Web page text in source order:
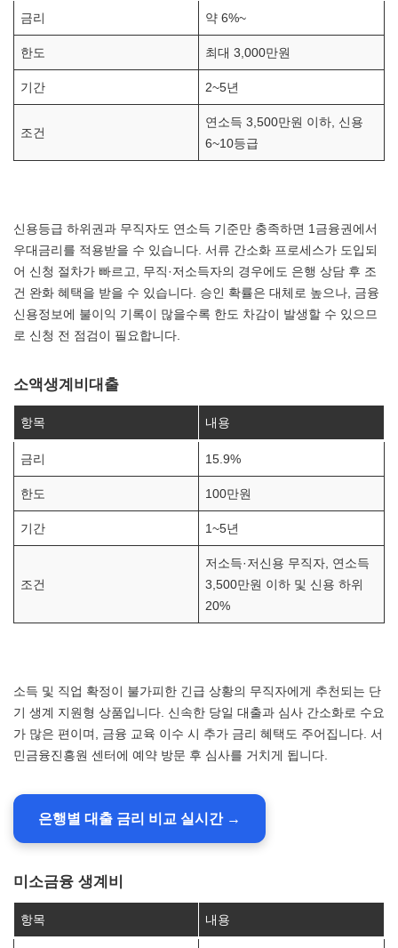
금리 약 6%~
한도 최대 3,000만원
기간 2~5년
조건
연소득 3,500만원 이하, 신용
6~10등급
신용등급 하위권과 무직자도 연소득 기준만 충족하면 1금융권에서
우대금리를 적용받을 수 있습니다. 서류 간소화 프로세스가 도입되
어 신청 절차가 빠르고, 무직·저소득자의 경우에도 은행 상담 후 조
건 완화 혜택을 받을 수 있습니다. 승인 확률은 대체로 높으나, 금융
신용정보에 불이익 기록이 많을수록 한도 차감이 발생할 수 있으므
로 신청 전 점검이 필요합니다.
소액생계비대출
항목 내용
금리 15.9%
한도 100만원
기간 1~5년
조건
저소득·저신용 무직자, 연소득
3,500만원 이하 및 신용 하위
20%
소득 및 직업 확정이 불가피한 긴급 상황의 무직자에게 추천되는 단
기 생계 지원형 상품입니다. 신속한 당일 대출과 심사 간소화로 수요
가 많은 편이며, 금융 교육 이수 시 추가 금리 혜택도 주어집니다. 서
민금융진흥원 센터에 예약 방문 후 심사를 거치게 됩니다.
은행별 대출 금리 비교 실시간 →
미소금융 생계비
항목 내용